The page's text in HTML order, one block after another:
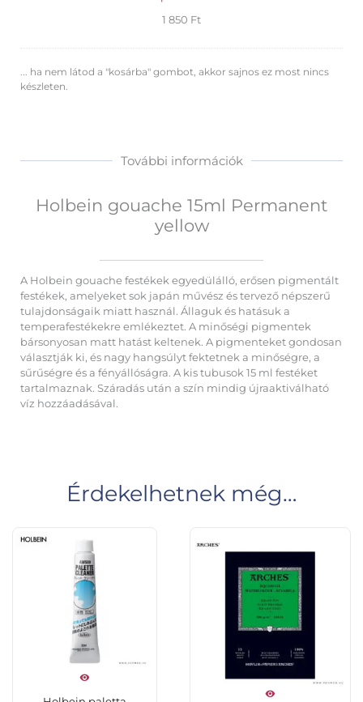
1 850 Ft
... ha nem látod a "kosárba" gombot, akkor sajnos ez most nincs
készleten.
További információk
Holbein gouache 15ml Permanent
yellow
A Holbein gouache festékek egyedülálló, erősen pigmentált
festékek, amelyeket sok japán művész és tervező népszerű
tulajdonságaik miatt használ. Állaguk és hatásuk a
temperafestékekre emlékeztet. A minőségi pigmentek
bársonyosan matt hatást keltenek. A pigmenteket gondosan
választják ki, és nagy hangsúlyt fektetnek a minőségre, a
sűrűségre és a fényállóságra. A kis tubusok 15 ml festéket
tartalmaznak. Száradás után a szín mindig újraaktiválható
víz hozzáadásával.
Érdekelhetnek még…